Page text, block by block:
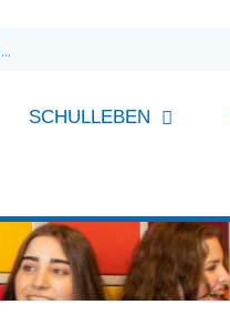
SCHULLEBEN